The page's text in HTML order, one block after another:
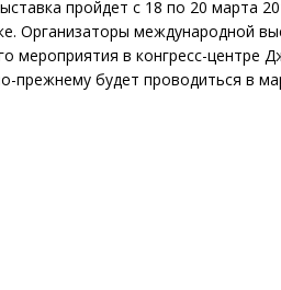
пройдет с 18 по 20 марта
Организаторы международной
мероприятия в конгресс-центре
прежнему будет проводиться в